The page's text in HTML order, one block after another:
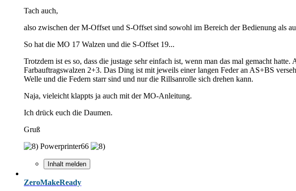
Tach auch,
also zwischen der M-Offset und S-Offset sind sowohl im Bereich der Bedienung als
So hat die MO 17 Walzen und die S-Offset 19...
Trotzdem ist es so, dass die justage sehr einfach ist, wenn man das mal gemacht
Farbauftragswalzen 2+3. Das Ding ist mit jeweils einer langen Feder an AS+BS
Welle und die Federn starr sind und nur die Rillsanrolle sich drehen kann.
Naja, vieleicht klappts ja auch mit der MO-Anleitung.
Ich drück euch die Daumen.
Gruß
Powerprinter66
Inhalt melden
ZeroMakeReady